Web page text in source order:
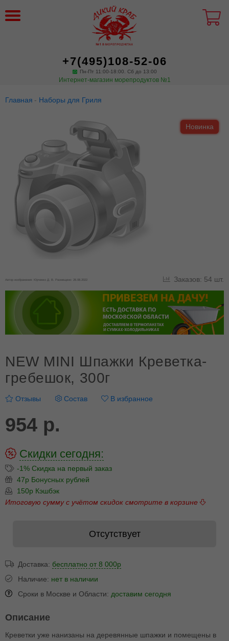
+7(495)108-52-06
Пн-Пт 11:00-18:00. Сб до 13:00
Интернет-магазин морепродуктов №1
Главная Наборы для Гриля
Новинка
Автор изображения: Юрченко Д. В. Размещено: 26.08.2022 Заказов: 54 шт.
NEW MINI Шпажки Креветка-
гребешок, 300г
Отзывы Состав В избранное
954 р.
Скидки сегодня:
-1% Скидка на первый заказ
47р Бонусных рублей
150р Кэшбэк
Итоговую сумму с учётом скидок смотрите в корзине
Отсутствует
Доставка: бесплатно от 8 000р
Наличие: нет в наличии
Сроки в Москве и Области: доставим сегодня
Описание
Креветки уже нанизаны на деревянные шпажки и помещены в